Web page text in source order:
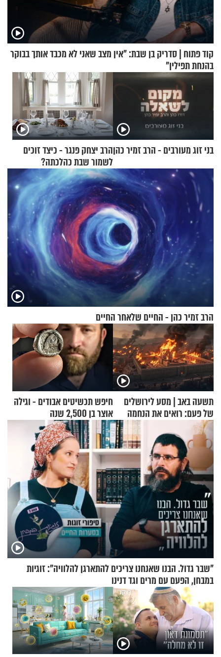
קוד פתוח | סדריק בן שבת: "אין מצב שאני לא מכבד אותך בבוקר
בהנחת תפילין"
בני זוג מעורבים - הרב זמיר כהןהרב יצחק פנגר - כיצד זוכים
לשמור שבת כהלכתה?
הרב זמיר כהן - החיים שלאחר החיים
תשעה באב | מסע לירושלים
של פעם: רואים את הנחמה
חיפש תכשיטים אבודים - וגילה
אוצר בן 2,500 שנה
"שבר גדול. הבנו שאנחנו צריכים להתארגן להלוויה": זוגיות
במבחן, הפעם עם מרים וגד דנינו